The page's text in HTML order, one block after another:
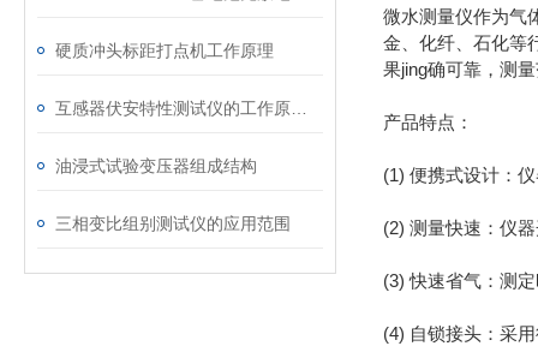
硬质冲头标距打点机工作原理
油浸式试验变压器组成结构
三相变比组别测试仪的应用范围
微水测量仪作为气
金、化纤、石化等
果jing确可靠，测
产品特点：
(1) 便携式设计：
(2) 测量快速：仪
(3) 快速省气：测
(4) 自锁接头：采